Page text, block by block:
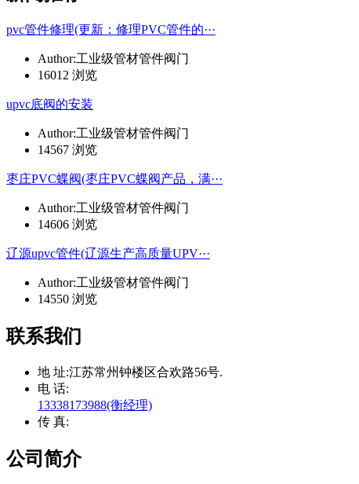
pvc管件修理(更新：修理PVC管件的···
Author:工业级管材管件阀门
16012 浏览
upvc底阀的安装
Author:工业级管材管件阀门
14567 浏览
枣庄PVC蝶阀(枣庄PVC蝶阀产品，满···
Author:工业级管材管件阀门
14606 浏览
辽源upvc管件(辽源生产高质量UPV···
Author:工业级管材管件阀门
14550 浏览
联系我们
地 址:江苏常州钟楼区合欢路56号.
电 话:
13338173988(衡经理)
传 真:
公司简介